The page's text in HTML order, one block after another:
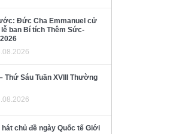
Đức Cha Emmanuel cử
lễ ban Bí tích Thêm Sức-
Thứ Sáu Tuần XVIII Thường
hát chủ đề ngày Quốc tế Giới